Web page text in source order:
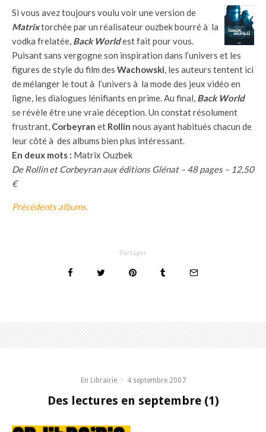
Si vous avez toujours voulu voir une version de
Matrixtorchée par un réalisateur ouzbek bourré à la
vodka frelatée, Back Worldest fait pour vous.
Puisant sans vergogne son inspiration dans l’univers et les
figures de style du film des Wachowski, les auteurs tentent ici
de mélanger le tout à l’univers à la mode des jeux vidéo en
ligne, les dialogues lénifiants en prime. Au final, Back World
se révèle être une vraie déception. Un constat résolument
frustrant, Corbeyran et Rollin nous ayant habitués chacun de
leur côté à des albums bien plus intéressant.
En deux mots : Matrix Ouzbek
De Rollin et Corbeyran aux éditions Glénat – 48 pages – 12,50
€
Précédents albums.
Partager
En Librairie · 4 septembre 2007
Des lectures en septembre (1)